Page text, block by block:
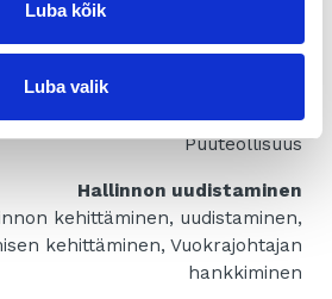
Luba kõik
Luba valik
Apua toimialakohtaisesti
IT, Kestävä kehitys, Kiertotalous,
Metsäteollisuus,
Puuteollisuus
Hallinnon uudistaminen
kehittäminen, uudistaminen,
kehittäminen, Vuokrajohtajan
hankkiminen